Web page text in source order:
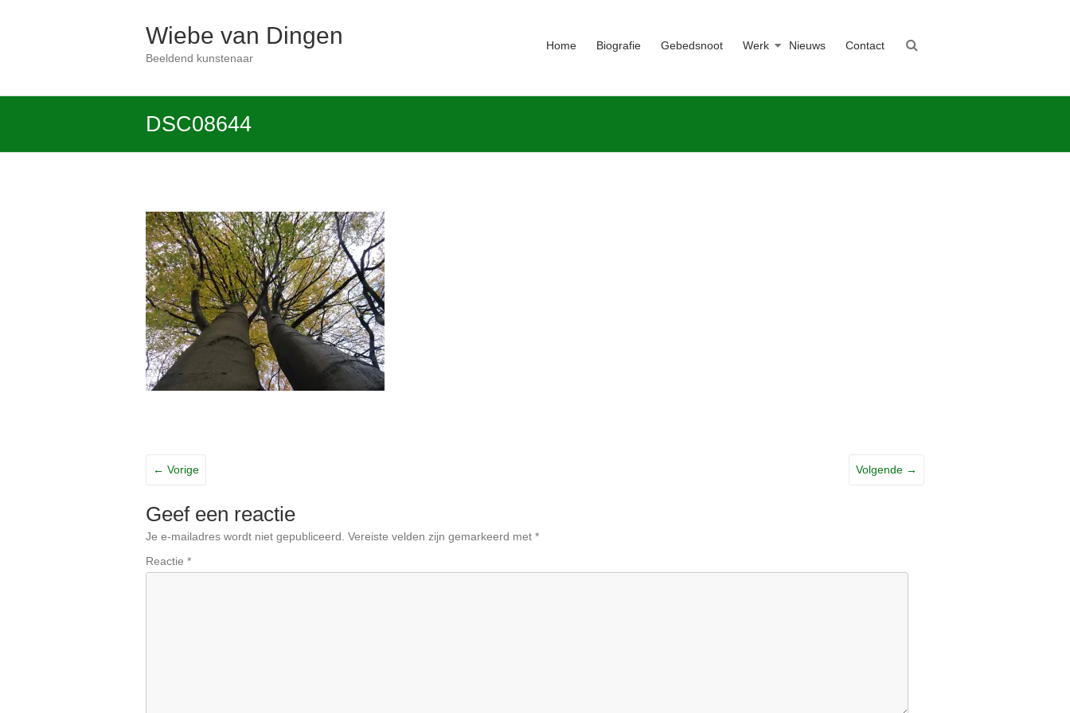
Wiebe van Dingen
Beeldend kunstenaar
Home Biografie Gebedsnoot Werk Nieuws Contact
DSC08644
← Vorige Volgende →
Geef een reactie
Je e-mailadres wordt niet gepubliceerd. Vereiste velden zijn gemarkeerd met *
Reactie *